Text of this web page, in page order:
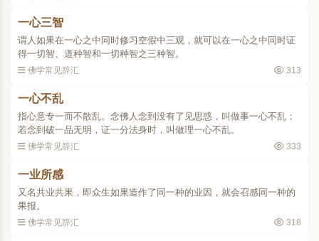
一心三智
谓人如果在一心之中同时修习空假中三观，就可以在一心之中同时证
得一切智、道种智和一切种智之三种智。
佛学常见辞汇 313
一心不乱
指心意专一而不散乱。念佛人念到没有了见思惑，叫做事一心不乱；
若念到破一品无明，证一分法身时，叫做理一心不乱。
佛学常见辞汇 333
一业所感
又名共业共果，即众生如果造作了同一种的业因，就会召感同一种的
果报。
佛学常见辞汇 318